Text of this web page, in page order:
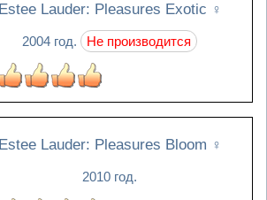
Estee Lauder: Pleasures Exotic ♀
2004 год. Не производится
Estee Lauder: Pleasures Bloom ♀
2010 год.